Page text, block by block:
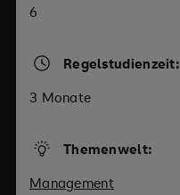
6
Regelstudienzeit:
3 Monate
Themenwelt:
Management